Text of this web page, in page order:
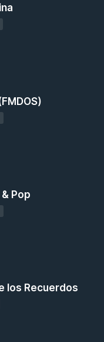
Pop
los Recuerdos